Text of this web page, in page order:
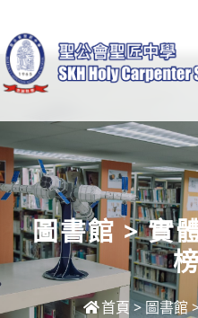
圖書館 > 實
首頁>圖書館